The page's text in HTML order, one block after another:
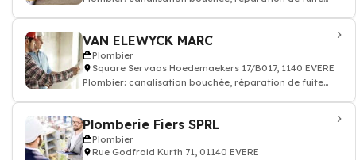
VAN ELEWYCK MARC
Plombier
Square Servaas Hoedemaekers 17/B017, 1140 EVERE
Plombier: canalisation bouchée, réparation de fuite
Plomberie Fiers SPRL
Plombier
Rue Godfroid Kurth 71, 01140 EVERE